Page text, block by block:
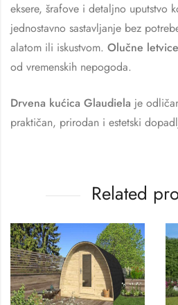
eksere, šrafove i detaljno uputstvo
jednostavno sastavljanje bez
alatom ili iskustvom. Olučne letvice
od vremenskih nepogoda.
Drvena kućica Glaudiela je
praktičan, prirodan i estetski
Related